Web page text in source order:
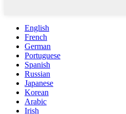
English
French
German
Portuguese
Spanish
Russian
Japanese
Korean
Arabic
Irish